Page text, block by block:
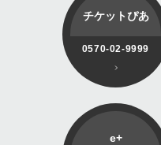
チケットぴあ
0570-02-9999
e+